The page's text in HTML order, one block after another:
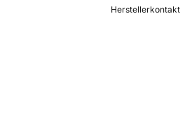
Herstellerkontakt